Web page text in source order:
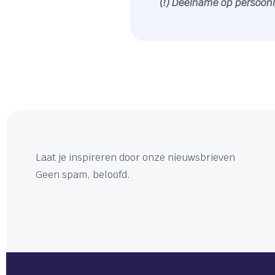
(!) Deelname op
Laat je inspireren door onze nieuwsbrieven
Geen spam, beloofd.